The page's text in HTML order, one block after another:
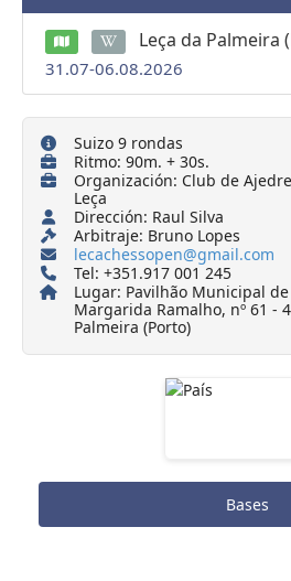
Leça da Palmeira
31.07-06.08.2026
Suizo 9 rondas
Ritmo: 90m. + 30s.
Organización: Club de
Leça
Dirección: Raul Silva
Arbitraje: Bruno Lopes
lecachessopen@gmail.com
Tel: +351.917 001 245
Lugar: Pavilhão Municipal
Margarida Ramalho, nº 61 -
Palmeira (Porto)
Bases